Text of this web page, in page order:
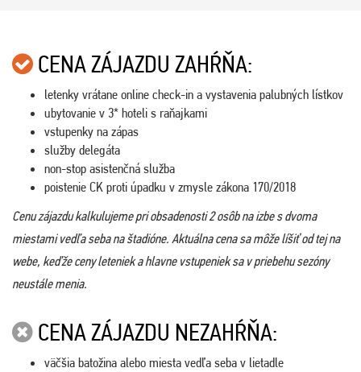
CENA ZÁJAZDU ZAHŔŇA:
letenky vrátane online check-in a vystavenia palubných lístkov
ubytovanie v 3* hoteli s raňajkami
vstupenky na zápas
služby delegáta
non-stop asistenčná služba
poistenie CK proti úpadku v zmysle zákona 170/2018
Cenu zájazdu kalkulujeme pri obsadenosti 2 osôb na izbe s dvoma
miestami vedľa seba na štadióne. Aktuálna cena sa môže líšiť od tej na
webe, keďže ceny leteniek a hlavne vstupeniek sa v priebehu sezóny
neustále menia.
CENA ZÁJAZDU NEZAHŔŇA:
väčšia batožina alebo miesta vedľa seba v lietadle